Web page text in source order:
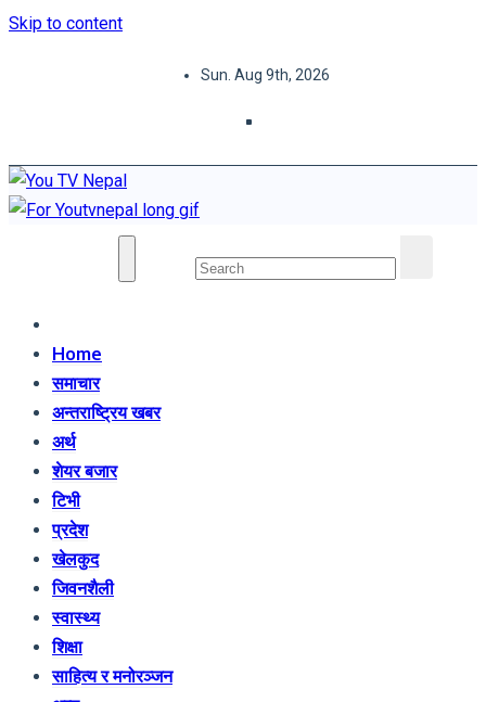
Skip to content
Sun. Aug 9th, 2026
Home
समाचार
अन्तराष्ट्रिय खबर
अर्थ
शेयर बजार
टिभी
प्रदेश
खेलकुद
जिवनशैली
स्वास्थ्य
शिक्षा
साहित्य र मनोरञ्जन